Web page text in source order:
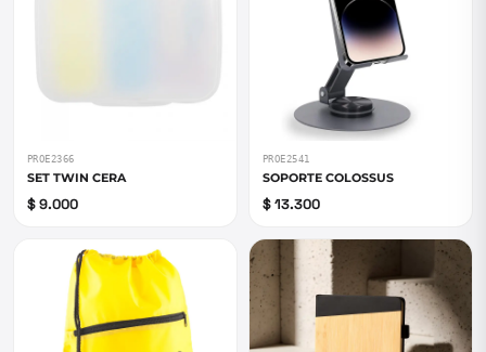
PROE2366
SET TWIN CERA
$ 9.000
PROE2541
SOPORTE COLOSSUS
$ 13.300